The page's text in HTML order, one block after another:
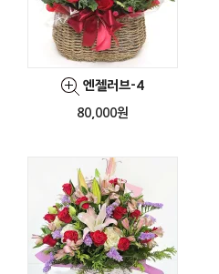
엔젤러브-4
80,000원